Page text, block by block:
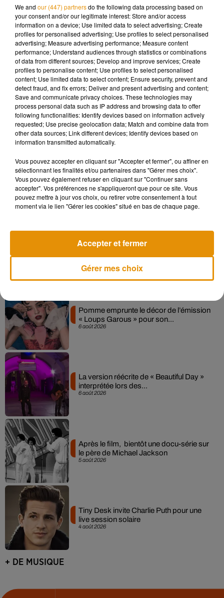
Il ne faudra heureusement pas attendre le concours pour
entendre la chanson. La Zarra aura l’occasion de nous le faire
découvrir en avant-première ce dimanche soir sur France 2.
En espérant maintenant que la chanteuse québécoise
surpassera le groupe bretonAlvan & Alhez, arrivés à la 24è
position l’an passé.
Musique
7 août 2026
Madonna sort enfin le remix de « Love
Sensation » avec Kylie Minogue
Angèle et Amélie Lens dévoilent leur
6 août 2026
Pomme emprunte le décor de l’émission
« Loups Garous » pour son...
6 août 2026
La version réécrite de « Beautiful Day »
interprétée lors des...
5 août 2026
Après le film, bientôt une docu-série sur
le père de Michael Jackson
4 août 2026
Tiny Desk invite Charlie Puth pour une
live session solaire
+ DE MUSIQUE
We and our (447) partnersdo the following data processing based on
your consent and/or our legitimate interest: Store and/or access
information on a device; Use limited data to select advertising; Create
profiles for personalised advertising; Use profiles to select personalised
advertising; Measure advertising performance; Measure content
performance; Understand audiences through statistics or combinations
of data from different sources; Develop and improve services; Create
profiles to personalise content; Use profiles to select personalised
content; Use limited data to select content; Ensure security, prevent and
detect fraud, and fix errors; Deliver and present advertising and content;
Save and communicate privacy choices. These technologies may
process personal data such as IP address and browsing data to offer
following functionalities: Identify devices based on information actively
requested; Use precise geolocation data; Match and combine data from
other data sources; Link different devices; Identify devices based on
information transmitted automatically.
Vous pouvez accepter en cliquant sur "Accepter et fermer", ou affiner en
sélectionnant les finalités et/ou partenaires dans "Gérer mes choix".
Vous pouvez également refuser en cliquant sur "Continuer sans
accepter". Vos préférences ne s'appliqueront que pour ce site. Vous
pouvez mettre à jour vos choix, ou retirer votre consentement à tout
moment via le lien "Gérer les cookies" situé en bas de chaque page.
Gérer mes choix
Accepter et fermer